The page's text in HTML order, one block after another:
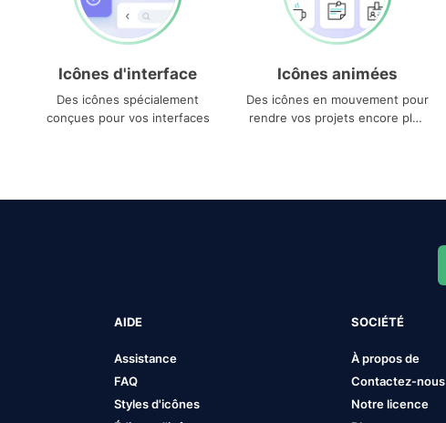
Icônes d'interface
Des icônes spécialement
conçues pour vos interfaces
Icônes animées
Des icônes en mouvement pour
rendre vos projets encore plus
AIDE
Assistance
FAQ
Styles d'icônes
SOCIÉTÉ
À propos de
Contactez-nous
Notre licence